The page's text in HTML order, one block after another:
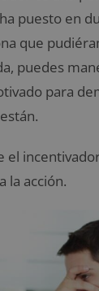
puesto en
que
puedes
para
el
la acción.